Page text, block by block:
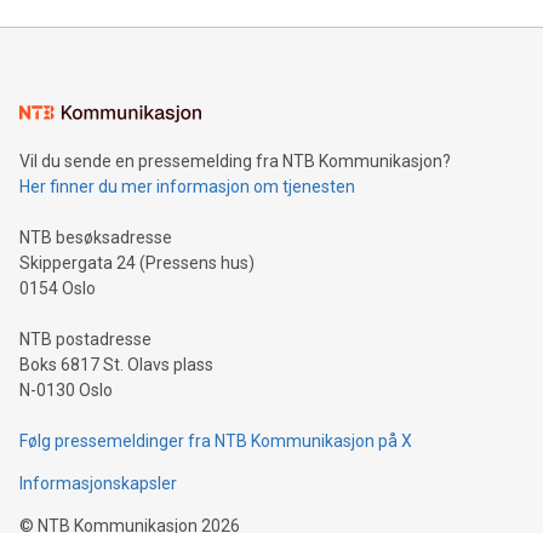
Vil du sende en pressemelding fra NTB Kommunikasjon?
Her finner du mer informasjon om tjenesten
NTB besøksadresse
Skippergata 24 (Pressens hus)
0154 Oslo
NTB postadresse
Boks 6817 St. Olavs plass
N-0130 Oslo
Følg pressemeldinger fra NTB Kommunikasjon på X
Informasjonskapsler
© NTB Kommunikasjon 2026